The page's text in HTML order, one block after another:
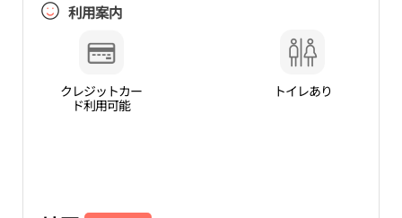
利用案内
クレジットカー
ド利用可能
トイレあり